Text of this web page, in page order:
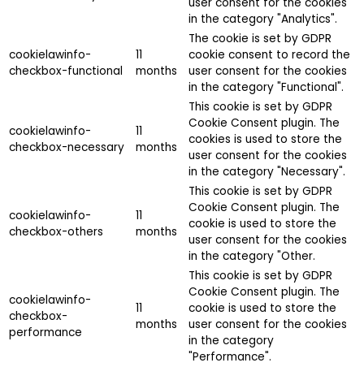
in the category "Analytics".
cookielawinfo-
checkbox-functional
11
months
The cookie is set by GDPR
cookie consent to record the
user consent for the cookies
in the category "Functional".
cookielawinfo-
checkbox-necessary
11
months
This cookie is set by GDPR
Cookie Consent plugin. The
cookies is used to store the
user consent for the cookies
in the category "Necessary".
cookielawinfo-
checkbox-others
11
months
This cookie is set by GDPR
Cookie Consent plugin. The
cookie is used to store the
user consent for the cookies
in the category "Other.
cookielawinfo-
checkbox-
performance
11
months
This cookie is set by GDPR
Cookie Consent plugin. The
cookie is used to store the
user consent for the cookies
in the category
"Performance".